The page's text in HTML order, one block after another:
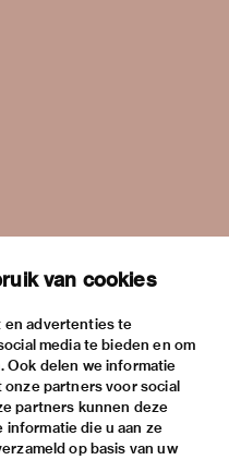
van cookies
en advertenties te
media te bieden en om
Ook delen we informatie
partners voor social
partners kunnen deze
die u aan ze
op basis van uw